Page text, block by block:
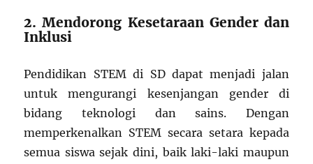
2. Mendorong Kesetaraan Gender dan
Inklusi
Pendidikan STEM di SD dapat menjadi jalan
untuk mengurangi kesenjangan gender di
bidang teknologi dan sains. Dengan
memperkenalkan STEM secara setara kepada
semua siswa sejak dini, baik laki-laki maupun